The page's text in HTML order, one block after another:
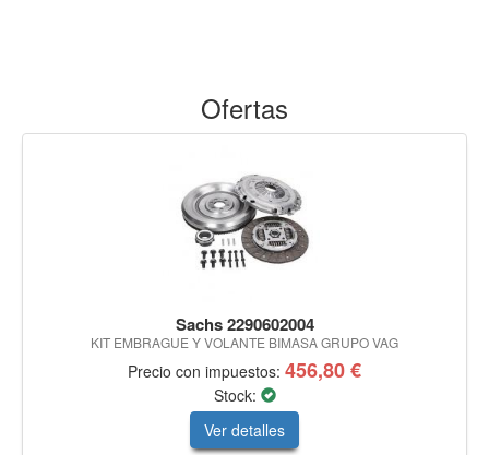
Ofertas
Sachs 2290602004
KIT EMBRAGUE Y VOLANTE BIMASA GRUPO VAG
Precio con impuestos: 456,80 €
Stock:
Ver detalles